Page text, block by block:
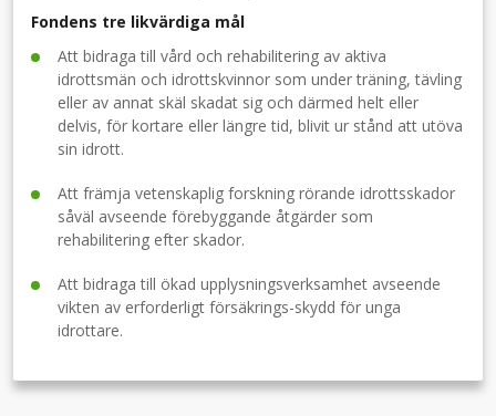
Fondens tre likvärdiga mål
Att bidraga till vård och rehabilitering av aktiva
idrottsmän och idrottskvinnor som under träning, tävling
eller av annat skäl skadat sig och därmed helt eller
delvis, för kortare eller längre tid, blivit ur stånd att utöva
sin idrott.
Att främja vetenskaplig forskning rörande idrottsskador
såväl avseende förebyggande åtgärder som
rehabilitering efter skador.
Att bidraga till ökad upplysningsverksamhet avseende
vikten av erforderligt försäkrings-skydd för unga
idrottare.